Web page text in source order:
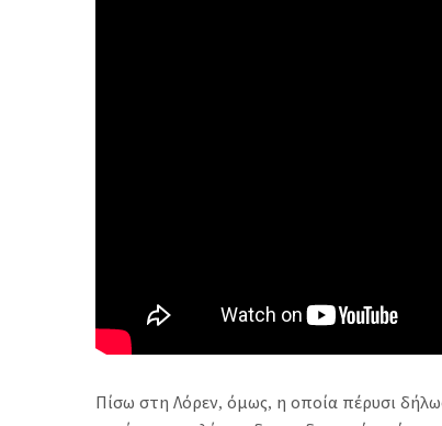
Πίσω στη Λόρεν, όμως, η οποία πέρυσι